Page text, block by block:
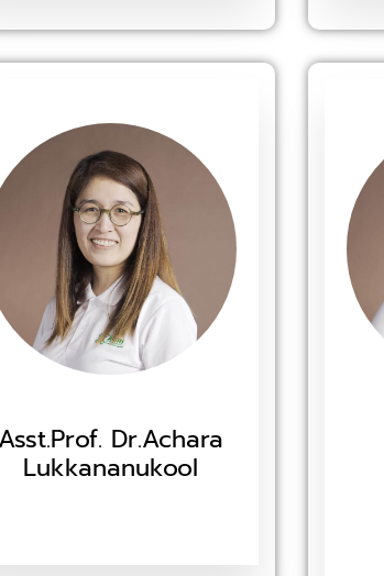
Asst.Prof. Dr.Achara
Lukkananukool